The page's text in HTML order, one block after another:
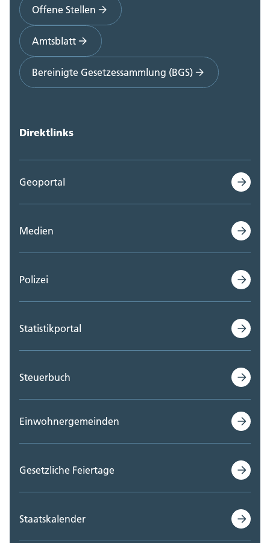
Offene Stellen
Amtsblatt
Bereinigte Gesetzessammlung (BGS)
Direktlinks
Geoportal
Medien
Polizei
Statistikportal
Steuerbuch
Einwohnergemeinden
Gesetzliche Feiertage
Staatskalender